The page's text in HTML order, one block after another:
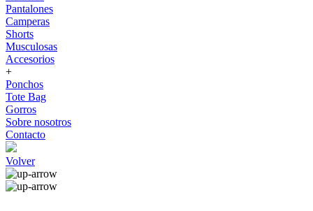
Pantalones
Camperas
Shorts
Musculosas
Accesorios
+
Ponchos
Tote Bag
Gorros
Sobre nosotros
Contacto
Volver